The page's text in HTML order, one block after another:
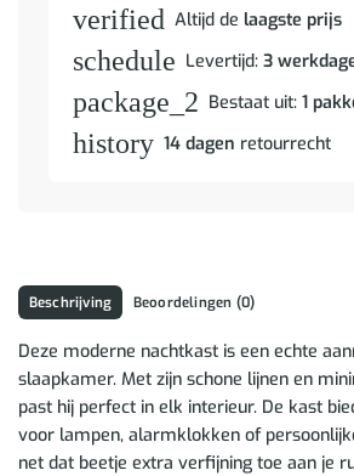
verified Altijd de laagste prijs
schedule Levertijd: 3
package_2 Bestaat uit: 1
history 14 dagen retourrecht
Beschrijving Beoordelingen (0)
Deze moderne nachtkast is een echte
slaapkamer. Met zijn schone lijnen en
past hij perfect in elk interieur. De kast
voor lampen, alarmklokken of
net dat beetje extra verfijning toe aan je